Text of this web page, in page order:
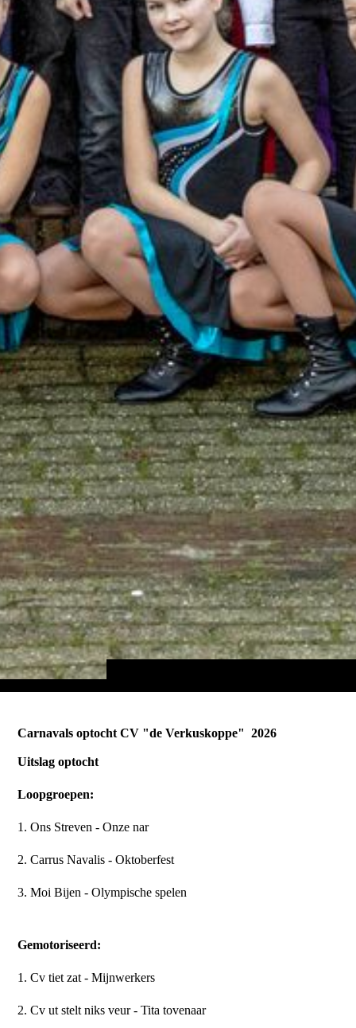
Carnavals optocht CV "de Verkuskoppe" 2026
Uitslag optocht
Loopgroepen:
1.⁠ ⁠Ons Streven - Onze nar
2.⁠ ⁠Carrus Navalis - Oktoberfest
3.⁠ ⁠Moi Bijen - Olympische spelen
Gemotoriseerd:
1.⁠ ⁠Cv tiet zat - Mijnwerkers
2.⁠ ⁠Cv ut stelt niks veur - Tita tovenaar